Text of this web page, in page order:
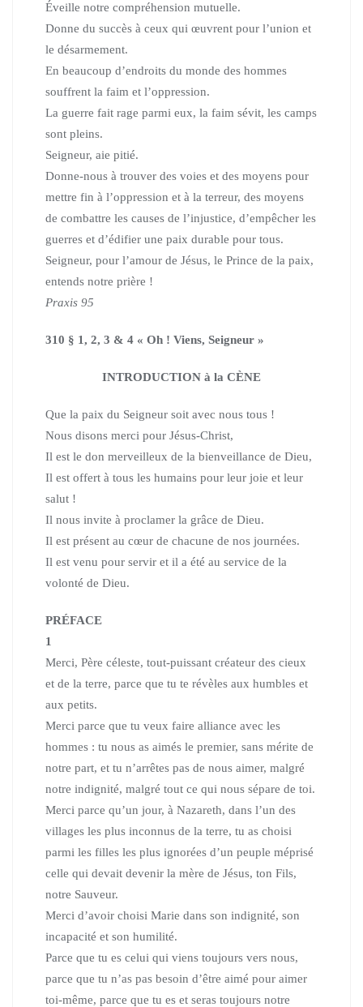
Éveille notre compréhension mutuelle.
Donne du succès à ceux qui œuvrent pour l’union et
le désarmement.
En beaucoup d’endroits du monde des hommes
souffrent la faim et l’oppression.
La guerre fait rage parmi eux, la faim sévit, les camps
sont pleins.
Seigneur, aie pitié.
Donne-nous à trouver des voies et des moyens pour
mettre fin à l’oppression et à la terreur, des moyens
de combattre les causes de l’injustice, d’empêcher les
guerres et d’édifier une paix durable pour tous.
Seigneur, pour l’amour de Jésus, le Prince de la paix,
entends notre prière !
Praxis 95
310 § 1, 2, 3 & 4 « Oh ! Viens, Seigneur »
INTRODUCTION à la CÈNE
Que la paix du Seigneur soit avec nous tous !
Nous disons merci pour Jésus-Christ,
Il est le don merveilleux de la bienveillance de Dieu,
Il est offert à tous les humains pour leur joie et leur
salut !
Il nous invite à proclamer la grâce de Dieu.
Il est présent au cœur de chacune de nos journées.
Il est venu pour servir et il a été au service de la
volonté de Dieu.
PRÉFACE
1
Merci, Père céleste, tout-puissant créateur des cieux
et de la terre, parce que tu te révèles aux humbles et
aux petits.
Merci parce que tu veux faire alliance avec les
hommes : tu nous as aimés le premier, sans mérite de
notre part, et tu n’arrêtes pas de nous aimer, malgré
notre indignité, malgré tout ce qui nous sépare de toi.
Merci parce qu’un jour, à Nazareth, dans l’un des
villages les plus inconnus de la terre, tu as choisi
parmi les filles les plus ignorées d’un peuple méprisé
celle qui devait devenir la mère de Jésus, ton Fils,
notre Sauveur.
Merci d’avoir choisi Marie dans son indignité, son
incapacité et son humilité.
Parce que tu es celui qui viens toujours vers nous,
parce que tu n’as pas besoin d’être aimé pour aimer
toi-même, parce que tu es et seras toujours notre